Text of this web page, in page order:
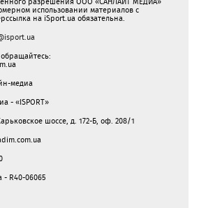
использовании материалов с
на iSport.ua обязательна.
медиа
- «ISPORT»
шоссе, д. 172-Б, оф. 208/1
R40-06065